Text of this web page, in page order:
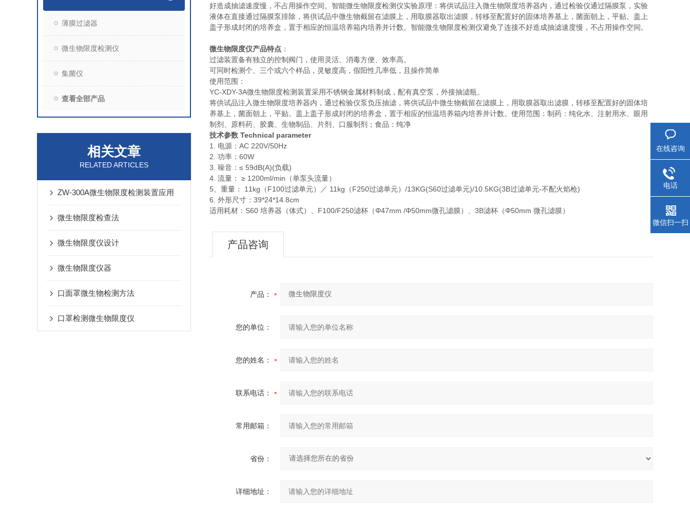
薄膜过滤器
微生物限度检测仪
集菌仪
查看全部产品
相关文章
RELATED ARTICLES
ZW-300A微生物限度检测装置应用
微生物限度检查法
微生物限度仪设计
微生物限度仪器
口面罩微生物检测方法
口罩检测微生物限度仪
好造成抽滤速度慢，不占用操作空间。智能微生物限度检测仪实验原理：将供试品注入微生物限度培养器内，通过检验仪通过隔膜泵，实验
液体在直接通过隔膜泵排除，将供试品中微生物截留在滤膜上，用取膜器取出滤膜，转移至配置好的固体培养基上，菌面朝上，平贴。盖上
盖子形成封闭的培养盒，置于相应的恒温培养箱内培养并计数。智能微生物限度检测仪避免了连接不好造成抽滤速度慢，不占用操作空间。
微生物限度仪产品特点 ：
过滤装置备有独立的控制阀门，使用灵活、消毒方便、效率高。
可同时检测个、三个或六个样品，灵敏度高，假阳性几率低，且操作简单
使用范围：
YC-XDY-3A微生物限度检测装置采用不锈钢金属材料制成，配有真空泵，外接抽滤瓶。
将供试品注入微生物限度培养器内，通过检验仪泵负压抽滤，将供试品中微生物截留在滤膜上，用取膜器取出滤膜，转移至配置好的固体培
养基上，菌面朝上，平贴。盖上盖子形成封闭的培养盒，置于相应的恒温培养箱内培养并计数。使用范围：制药：纯化水、注射用水、眼用
制剂、原料药、胶囊、生物制品、片剂、口服制剂；食品：纯净
技术参数 Technical parameter
1. 电源：AC 220V/50Hz
2. 功率：60W
3. 噪音：≤ 59dB(A)(负载)
4. 流量： ≥ 1200ml/min（单泵头流量）
5、重量： 11kg（F100过滤单元）／ 11kg（F250过滤单元）/13KG(S60过滤单元)/10.5KG(3B过滤单元-不配火焰枪)
6. 外形尺寸：39*24*14.8cm
适用耗材：S60 培养器（体式）、F100/F250滤杯（Φ47mm /Φ50mm微孔滤膜）、3B滤杯（Φ50mm 微孔滤膜）
产品咨询
产品：
您的单位：
您的姓名：
联系电话：
常用邮箱：
省份：
详细地址：
在线咨询
电话
微信扫一扫